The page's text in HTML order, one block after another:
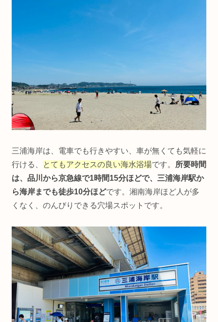
三浦海岸は、電車でも行きやすい、車が無くても気軽に
行ける、
とてもアクセスの良い海水浴場です。
所要時間
は、品川から京急線で1時間15分ほどで、三浦海岸駅か
ら海岸までも徒歩10分ほどです。湘南海岸ほど人が多
くなく、のんびりできる穴場スポットです。